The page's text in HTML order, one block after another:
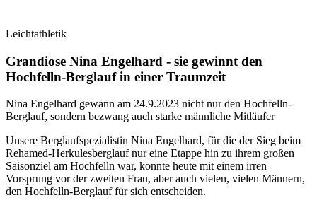
Leichtathletik
Grandiose Nina Engelhard - sie gewinnt den
Hochfelln-Berglauf in einer Traumzeit
Nina Engelhard gewann am 24.9.2023 nicht nur den Hochfelln-
Berglauf, sondern bezwang auch starke männliche Mitläufer
Unsere Berglaufspezialistin Nina Engelhard, für die der Sieg beim
Rehamed-Herkulesberglauf nur eine Etappe hin zu ihrem großen
Saisonziel am Hochfelln war, konnte heute mit einem irren
Vorsprung vor der zweiten Frau, aber auch vielen, vielen Männern,
den Hochfelln-Berglauf für sich entscheiden.